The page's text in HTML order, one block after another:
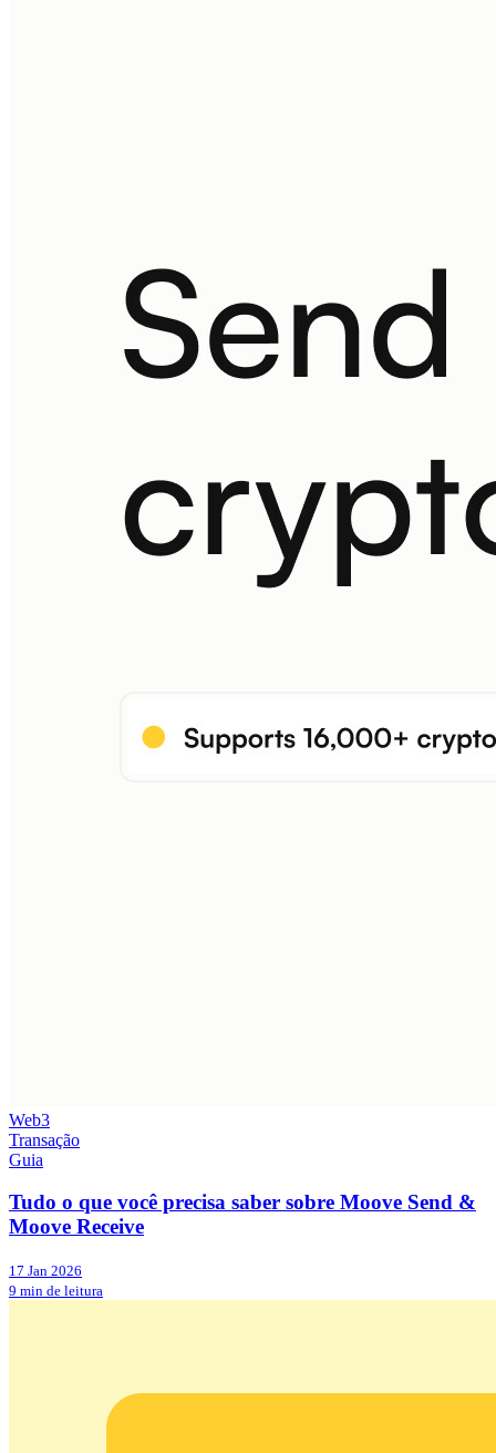
Web3
Transação
Guia
Tudo o que você precisa saber sobre Moove Send &
Moove Receive
17 Jan 2026
9 min de leitura